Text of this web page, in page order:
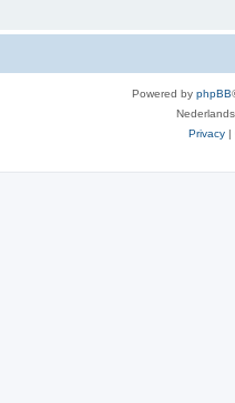
Powered by phpBB
Privacy |